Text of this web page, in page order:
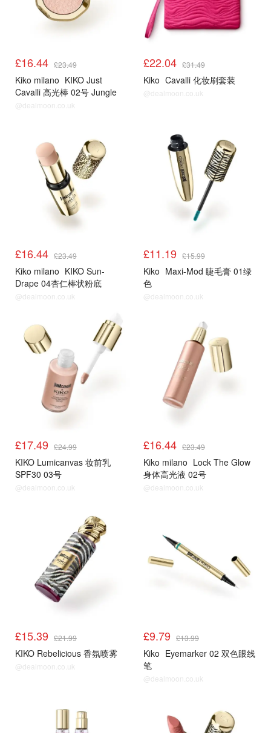
£16.44 £23.49
Kiko milano KIKO Just
Cavalli 高光棒 02号 Jungle
Glow
@dealmoon.co.uk
£22.04 £31.49
Kiko Cavalli 化妆刷套装
@dealmoon.co.uk
£16.44 £23.49
Kiko milano KIKO Sun-
Drape 04杏仁棒状粉底
SPF50
@dealmoon.co.uk
£11.19 £15.99
Kiko Maxi-Mod 睫毛膏 01绿
色
@dealmoon.co.uk
£17.49 £24.99
KIKO Lumicanvas 妆前乳
SPF30 03号
@dealmoon.co.uk
£16.44 £23.49
Kiko milano Lock The Glow
身体高光液 02号
@dealmoon.co.uk
£15.39 £21.99
KIKO Rebelicious 香氛喷雾
@dealmoon.co.uk
£9.79 £13.99
Kiko Eyemarker 02 双色眼线
笔
@dealmoon.co.uk